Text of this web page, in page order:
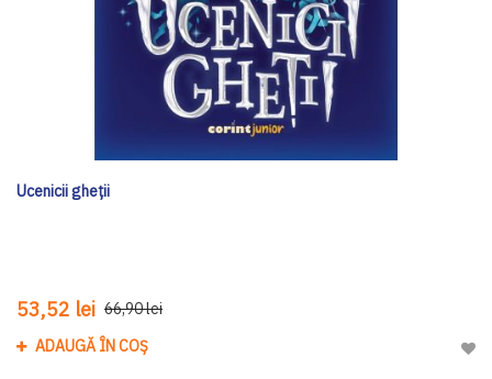
Ucenicii gheții
53,52 lei 66,90 lei
ADAUGĂ ÎN COȘ